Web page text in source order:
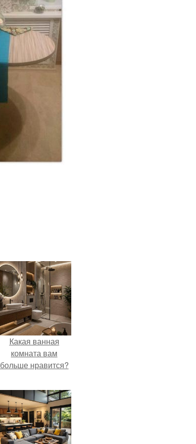
Какая ванная
комната вам
больше нравится?